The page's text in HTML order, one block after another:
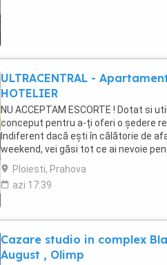
ULTRACENTRAL -
HOTELIER
NU ACCEPTAM ESCORTE ! Dotat
conceput pentru a-ți oferi o ședere
Indiferent dacă ești în călătorie de
weekend, vei găsi tot ce ai nevoie
acum și bucură-te de o experiență ...
Ploiesti, Prahova
azi 17:39
Cazare studio in complex
August , Olimp